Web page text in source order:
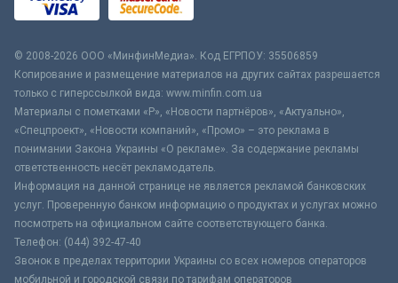
© 2008-2026 ООО «МинфинМедиа». Код ЕГРПОУ: 35506859
Копирование и размещение материалов на других сайтах разрешается
только с гиперссылкой вида: www.minfin.com.ua
Материалы с пометками «Р», «Новости партнёров», «Актуально»,
«Спецпроект», «Новости компаний», «Промо» – это реклама в
понимании Закона Украины «О рекламе». За содержание рекламы
ответственность несёт рекламодатель.
Информация на данной странице не является рекламой банковских
услуг. Проверенную банком информацию о продуктах и услугах можно
посмотреть на официальном сайте соответствующего банка.
Телефон: (044) 392-47-40
Звонок в пределах территории Украины со всех номеров операторов
мобильной и городской связи по тарифам операторов